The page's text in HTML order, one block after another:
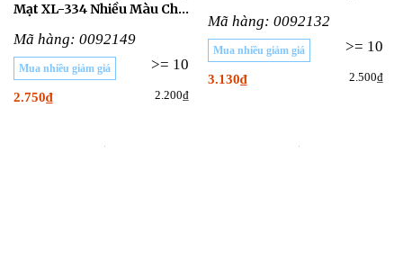
Mạt XL-334 Nhiều Màu Cho
Mã hàng: 0092149
>= 10
Mua nhiều giảm giá
2.750₫ 2.200₫
Mã hàng: 0092132
>= 10
Mua nhiều giảm giá
3.130₫ 2.500₫